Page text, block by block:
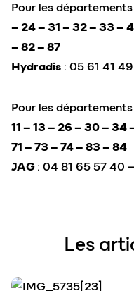
Pour les départements
– 24 – 31 – 32 – 33 –
– 82 – 87
Hydradis : 05 61 41
Pour les départements
11 – 13 – 26 – 30 –
71 – 73 – 74 – 83 – 84
JAG : 04 81 65 57 40 –
Les